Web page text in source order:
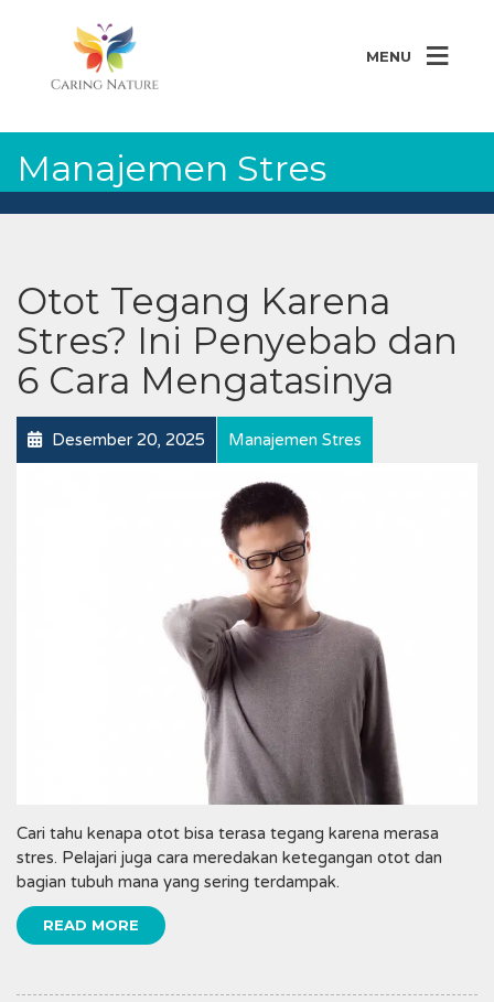
MENU
Manajemen Stres
Otot Tegang Karena
Stres? Ini Penyebab dan
6 Cara Mengatasinya
Desember 20, 2025 Manajemen Stres
Cari tahu kenapa otot bisa terasa tegang karena merasa
stres. Pelajari juga cara meredakan ketegangan otot dan
bagian tubuh mana yang sering terdampak.
READ MORE